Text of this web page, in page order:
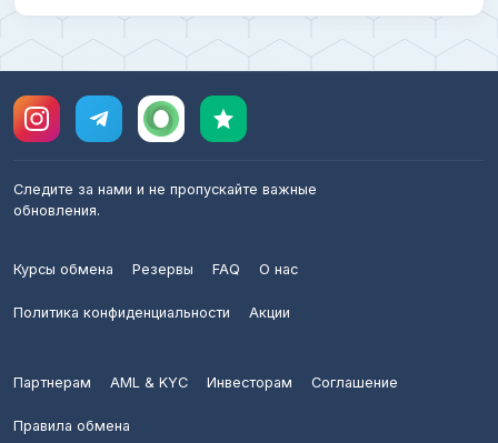
Следите за нами и не пропускайте важные
обновления.
Курсы обмена Резервы FAQ О нас
Политика конфиденциальности Акции
Партнерам AML & KYC Инвесторам Соглашение
Правила обмена